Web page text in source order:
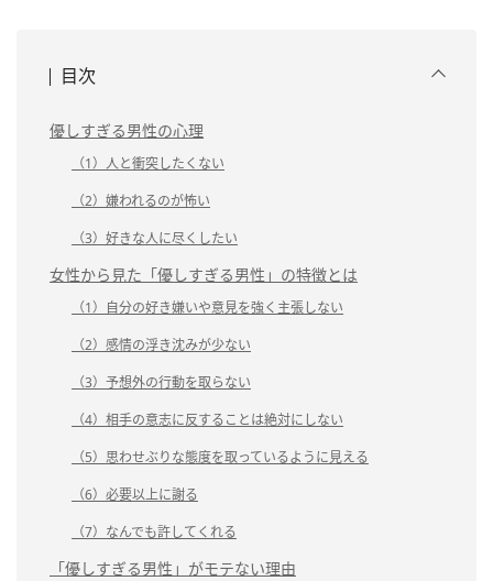
目次
優しすぎる男性の心理
（1）人と衝突したくない
（2）嫌われるのが怖い
（3）好きな人に尽くしたい
女性から見た「優しすぎる男性」の特徴とは
（1）自分の好き嫌いや意見を強く主張しない
（2）感情の浮き沈みが少ない
（3）予想外の行動を取らない
（4）相手の意志に反することは絶対にしない
（5）思わせぶりな態度を取っているように見える
（6）必要以上に謝る
（7）なんでも許してくれる
「優しすぎる男性」がモテない理由